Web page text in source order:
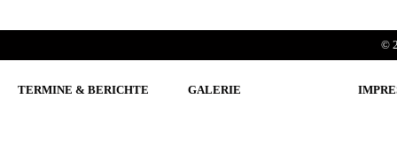
©
TERMINE & BERICHTE GALERIE